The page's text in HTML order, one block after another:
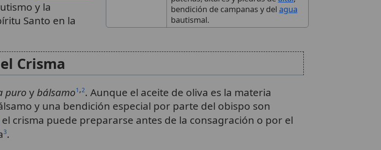
bendición de campanas y del agua
bautismal.
y la
Santo en la
Crisma
puro ybálsamo1,2. Aunque el aceite de oliva es la materia
y una bendición especial por parte del obispo son
el crisma puede prepararse antes de la consagración o por el
3.